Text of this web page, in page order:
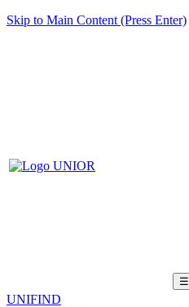
Skip to Main Content (Press Enter)
☰
UNIFIND